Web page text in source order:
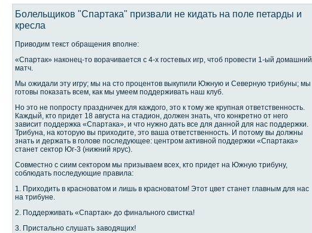
Болельщиков "Спартака" призвали не кидать на поле петарды и
кресла
Приводим текст обращения вполне:
«Спартак» наконец-то ворачивается с 4-х гостевых игр, чтоб провести 1-ый домашний
матч.
Мы ожидали эту игру; мы на сто процентов выкупили Южную и Северную трибуны; мы
готовы показать всем, как мы умеем поддерживать наш клуб.
Но это не попросту праздничек для каждого, это к тому же крупная ответственность.
Каждый, кто придет 18 августа на стадион, должен знать, что конкретно от него
зависит поддержка «Спартака», и что нужно дать все для данной для нас поддержки.
Трибуна, на которую вы приходите, это ваша ответственность. И потому вы должны
знать и держать в голове последующее: центром активной поддержки «Спартака»
станет сектор Юг-3 (нижний ярус).
Совместно с сиим сектором мы призываем всех, кто придет на Южную трибуну,
соблюдать последующие правила:
1. Приходить в красноватом и лишь в красноватом! Этот цвет станет главным для нас
на трибуне.
2. Поддерживать «Спартак» до финального свистка!
3. Пристально слушать заводящих!